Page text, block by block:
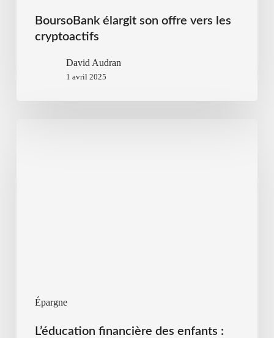
BoursoBank élargit son offre vers les
cryptoactifs
David Audran
1 avril 2025
Épargne
L’éducation financière des enfants :